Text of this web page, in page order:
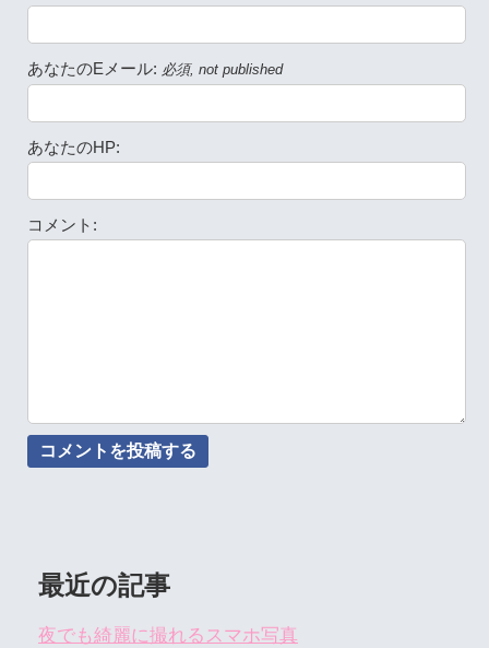
あなたのEメール: 必須, not published
あなたのHP:
コメント:
最近の記事
夜でも綺麗に撮れるスマホ写真